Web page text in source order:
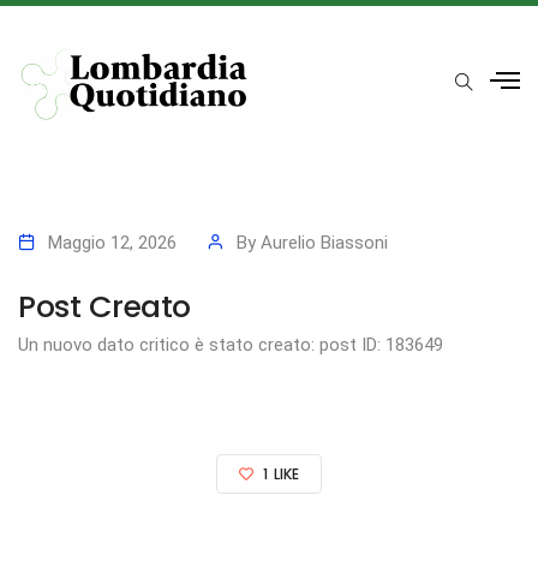
Maggio 12, 2026 By Aurelio Biassoni
Post Creato
Un nuovo dato critico è stato creato: post ID: 183649
1 LIKE